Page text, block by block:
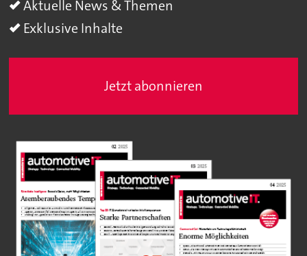
Aktuelle News & Themen
Exklusive Inhalte
Jetzt abonnieren